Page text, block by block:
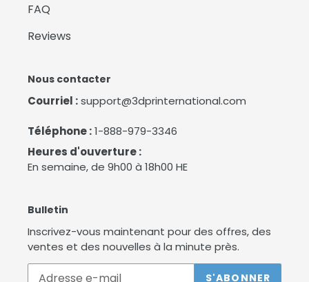
FAQ
Reviews
Nous contacter
Courriel :support@3dprinternational.com
Téléphone :1-888-979-3346
Heures d'ouverture :
En semaine, de 9h00 à 18h00 HE
Bulletin
Inscrivez-vous maintenant pour des offres, des
ventes et des nouvelles à la minute près.
S'ABONNER